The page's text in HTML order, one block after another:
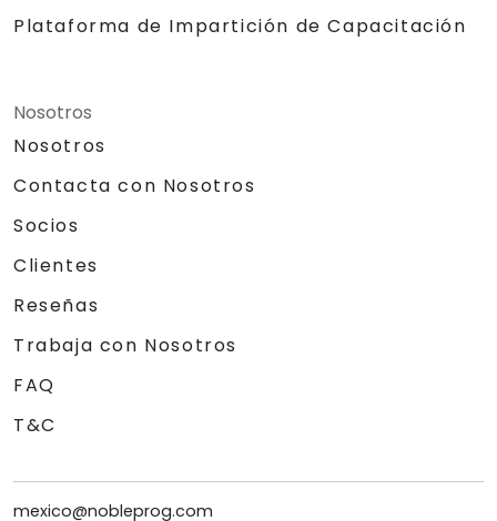
Plataforma de Impartición de Capacitación
Nosotros
Nosotros
Contacta con Nosotros
Socios
Clientes
Reseñas
Trabaja con Nosotros
FAQ
T&C
mexico@nobleprog.com